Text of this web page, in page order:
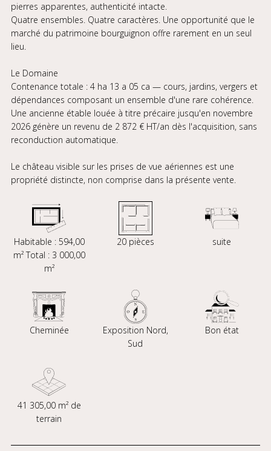
pierres apparentes, authenticité intacte.
Quatre ensembles. Quatre caractères. Une opportunité que le
marché du patrimoine bourguignon offre rarement en un seul
lieu.
Le Domaine
Contenance totale : 4 ha 13 a 05 ca — cours, jardins, vergers et
dépendances composant un ensemble d'une rare cohérence.
Une ancienne étable louée à titre précaire jusqu'en novembre
2026 génère un revenu de 2 872 € HT/an dès l'acquisition, sans
reconduction automatique.
Le château visible sur les prises de vue aériennes est une
propriété distincte, non comprise dans la présente vente.
Habitable : 594,00
m² Total : 3 000,00
m²
20 pièces suite
Cheminée
Exposition Nord,
Sud
Bon état
41 305,00 m² de
terrain